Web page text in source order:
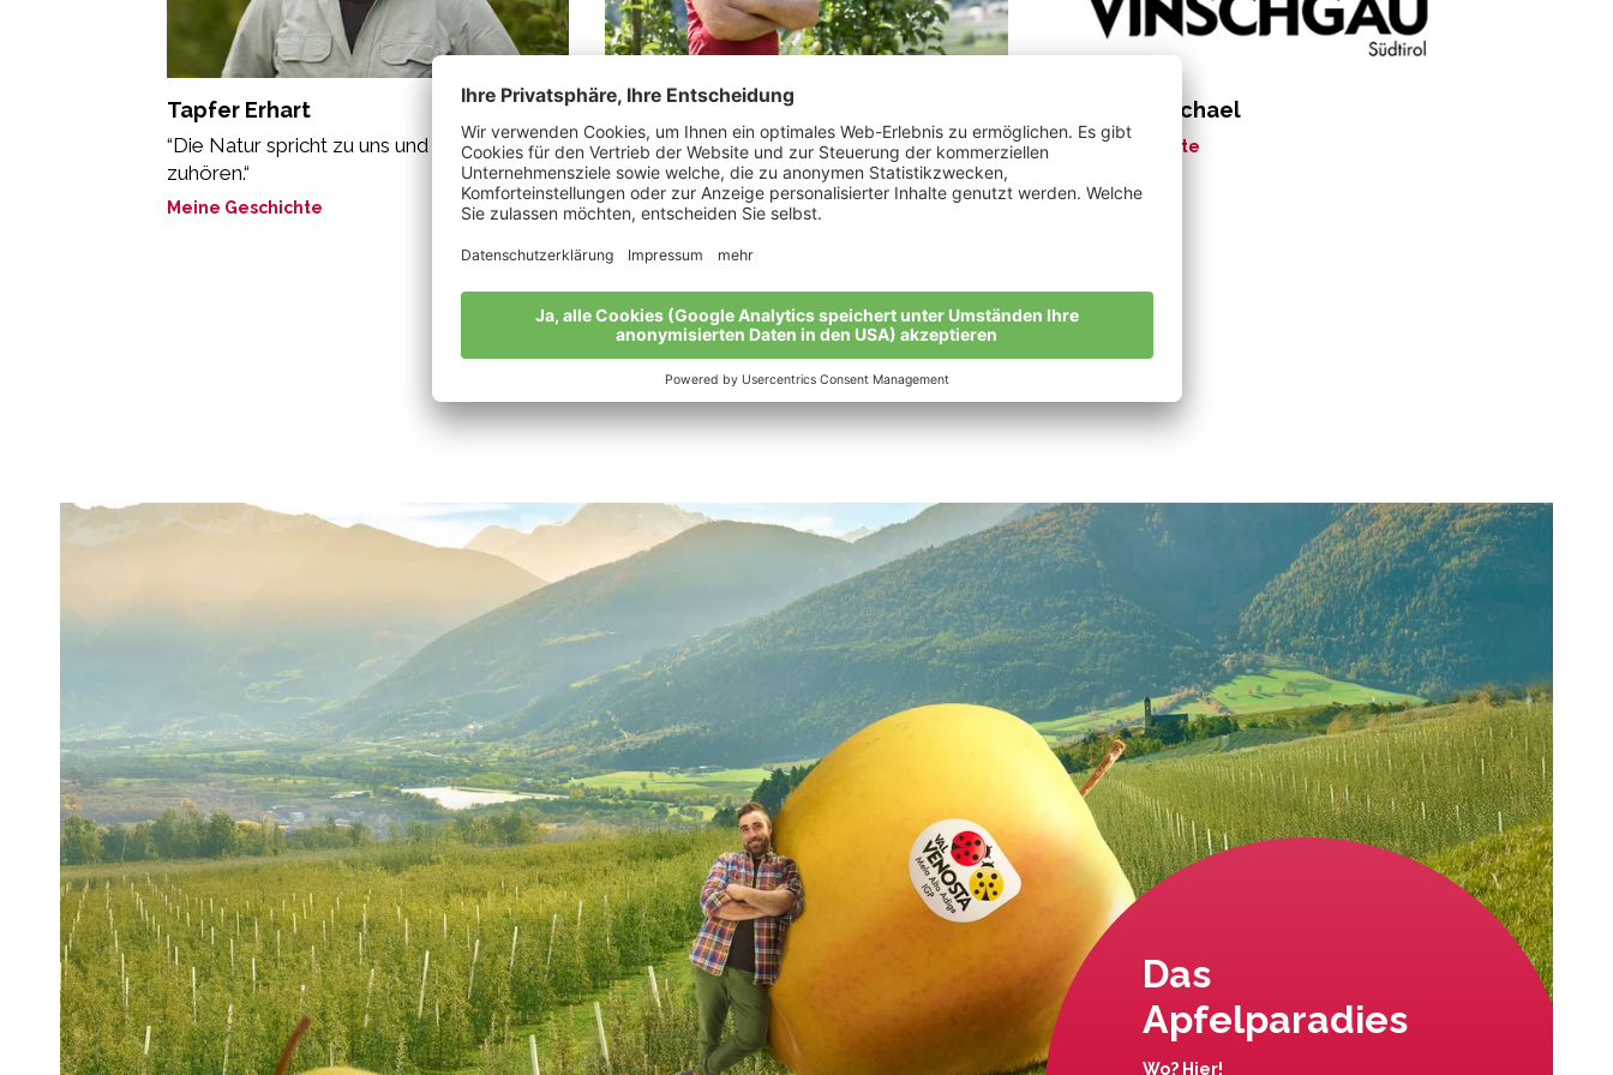
Tapfer Erhart
“Die Natur spricht zu uns und wir müssen ihr
zuhören.“
Meine Geschichte
Hueber Gottlieb Alois
„Bio ist der Spiegel einer guten Seele“
Meine Geschichte
Perkmann Michael
Meine Geschichte
Alle Bio-Bauern im Überblick
Das
Apfelparadies
Wo? Hier!